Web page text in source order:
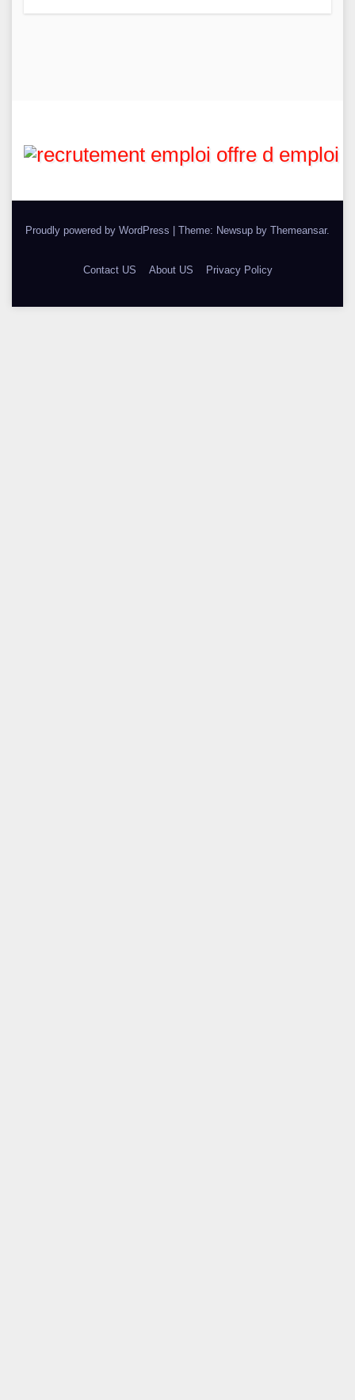
Proudly powered by WordPress Theme: Newsup by Themeansar.
Contact US About US Privacy Policy